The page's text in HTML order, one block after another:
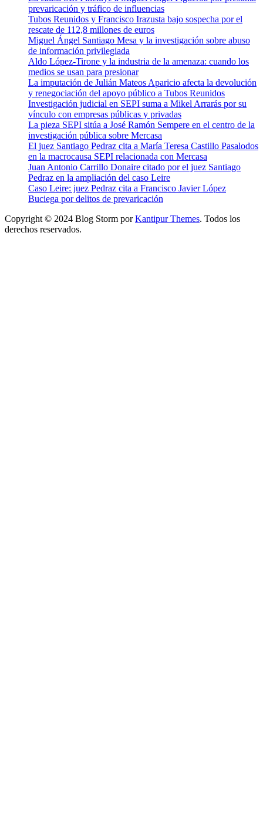
prevaricación y tráfico de influencias
Tubos Reunidos y Francisco Irazusta bajo sospecha por el
rescate de 112,8 millones de euros
Miguel Ángel Santiago Mesa y la investigación sobre abuso
de información privilegiada
Aldo López-Tirone y la industria de la amenaza: cuando los
medios se usan para presionar
La imputación de Julián Mateos Aparicio afecta la devolución
y renegociación del apoyo público a Tubos Reunidos
Investigación judicial en SEPI suma a Mikel Arrarás por su
vínculo con empresas públicas y privadas
La pieza SEPI sitúa a José Ramón Sempere en el centro de la
investigación pública sobre Mercasa
El juez Santiago Pedraz cita a María Teresa Castillo Pasalodos
en la macrocausa SEPI relacionada con Mercasa
Juan Antonio Carrillo Donaire citado por el juez Santiago
Pedraz en la ampliación del caso Leire
Caso Leire: juez Pedraz cita a Francisco Javier López
Buciega por delitos de prevaricación
Copyright © 2024 Blog Storm porKantipur Themes. Todos los
derechos reservados.